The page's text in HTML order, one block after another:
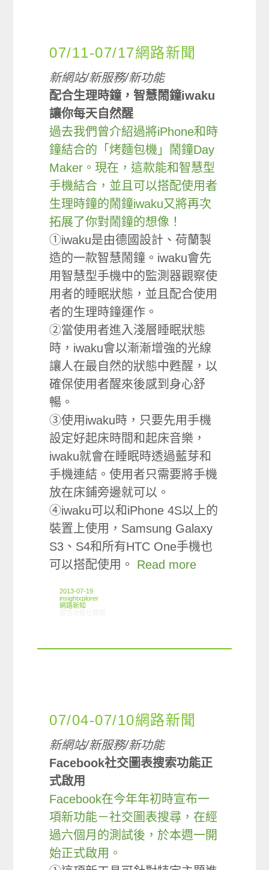
07/11-07/17網路新聞
新網站/新服務/新功能
配合生理時鐘，智慧鬧鐘iwaku
讓你每天自然醒
過去我們曾介紹過將iPhone和時
鐘結合的「烤麵包機」鬧鐘Day
Maker。現在，這款能和智慧型
手機結合，並且可以搭配使用者
生理時鐘的鬧鐘iwaku又將再次
拓展了你對鬧鐘的想像！
①iwaku是由德國設計、荷蘭製
造的一款智慧鬧鐘。iwaku會先
用智慧型手機中的監測器觀察使
用者的睡眠狀態，並且配合使用
者的生理時鐘運作。
②當使用者進入淺層睡眠狀態
時，iwaku會以漸漸增強的光線
讓人在最自然的狀態中甦醒，以
確保使用者醒來後感到身心舒
暢。
③使用iwaku時，只要先用手機
設定好起床時間和起床音樂，
iwaku就會在睡眠時透過藍芽和
手機連結。使用者只需要將手機
放在床鋪旁邊就可以。
④iwaku可以和iPhone 4S以上的
裝置上使用，Samsung Galaxy
S3、S4和所有HTC One手機也
可以搭配使用。 Read more
2013-07-19
insightxplorer
網路新知
07/04-07/10網路新聞
新網站/新服務/新功能
Facebook社交圖表搜索功能正
式啟用
Facebook在今年年初時宣布一
項新功能－社交圖表搜尋，在經
過六個月的測試後，於本週一開
始正式啟用。